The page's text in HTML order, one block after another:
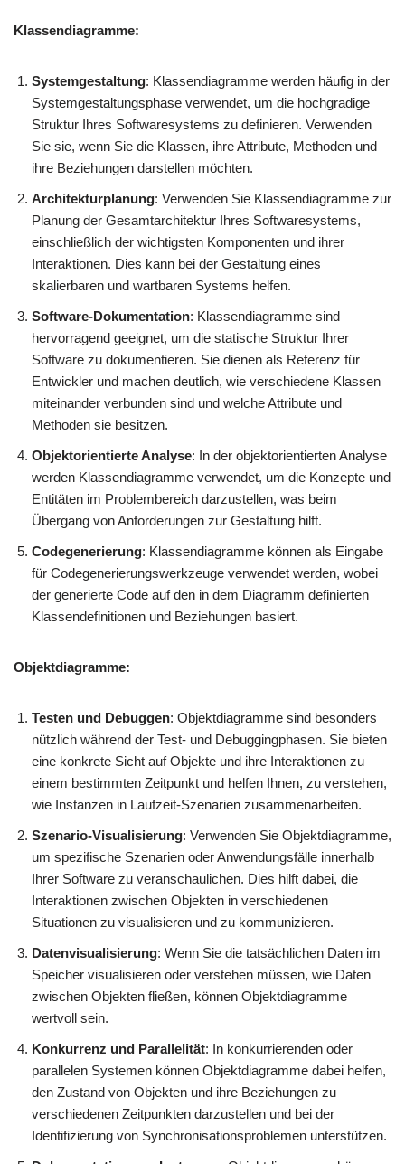
Klassendiagramme:
Systemgestaltung: Klassendiagramme werden häufig in der
Systemgestaltungsphase verwendet, um die hochgradige
Struktur Ihres Softwaresystems zu definieren. Verwenden
Sie sie, wenn Sie die Klassen, ihre Attribute, Methoden und
ihre Beziehungen darstellen möchten.
Architekturplanung: Verwenden Sie Klassendiagramme zur
Planung der Gesamtarchitektur Ihres Softwaresystems,
einschließlich der wichtigsten Komponenten und ihrer
Interaktionen. Dies kann bei der Gestaltung eines
skalierbaren und wartbaren Systems helfen.
Software-Dokumentation: Klassendiagramme sind
hervorragend geeignet, um die statische Struktur Ihrer
Software zu dokumentieren. Sie dienen als Referenz für
Entwickler und machen deutlich, wie verschiedene Klassen
miteinander verbunden sind und welche Attribute und
Methoden sie besitzen.
Objektorientierte Analyse: In der objektorientierten Analyse
werden Klassendiagramme verwendet, um die Konzepte und
Entitäten im Problembereich darzustellen, was beim
Übergang von Anforderungen zur Gestaltung hilft.
Codegenerierung: Klassendiagramme können als Eingabe
für Codegenerierungswerkzeuge verwendet werden, wobei
der generierte Code auf den in dem Diagramm definierten
Klassendefinitionen und Beziehungen basiert.
Objektdiagramme:
Testen und Debuggen: Objektdiagramme sind besonders
nützlich während der Test- und Debuggingphasen. Sie bieten
eine konkrete Sicht auf Objekte und ihre Interaktionen zu
einem bestimmten Zeitpunkt und helfen Ihnen, zu verstehen,
wie Instanzen in Laufzeit-Szenarien zusammenarbeiten.
Szenario-Visualisierung: Verwenden Sie Objektdiagramme,
um spezifische Szenarien oder Anwendungsfälle innerhalb
Ihrer Software zu veranschaulichen. Dies hilft dabei, die
Interaktionen zwischen Objekten in verschiedenen
Situationen zu visualisieren und zu kommunizieren.
Datenvisualisierung: Wenn Sie die tatsächlichen Daten im
Speicher visualisieren oder verstehen müssen, wie Daten
zwischen Objekten fließen, können Objektdiagramme
wertvoll sein.
Konkurrenz und Parallelität: In konkurrierenden oder
parallelen Systemen können Objektdiagramme dabei helfen,
den Zustand von Objekten und ihre Beziehungen zu
verschiedenen Zeitpunkten darzustellen und bei der
Identifizierung von Synchronisationsproblemen unterstützen.